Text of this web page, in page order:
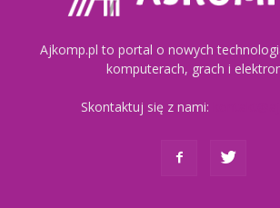
Ajkomp.pl to portal o nowych
komputerach, grach i
Skontaktuj się z nami: